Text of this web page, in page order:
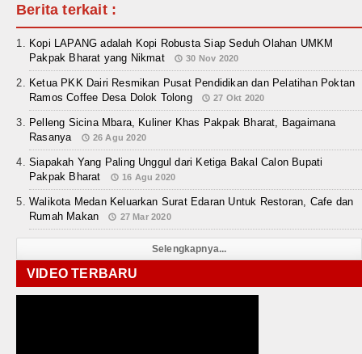
Berita terkait :
Kopi LAPANG adalah Kopi Robusta Siap Seduh Olahan UMKM
Pakpak Bharat yang Nikmat
30 Nov 2020
Ketua PKK Dairi Resmikan Pusat Pendidikan dan Pelatihan Poktan
Ramos Coffee Desa Dolok Tolong
27 Okt 2020
Pelleng Sicina Mbara, Kuliner Khas Pakpak Bharat, Bagaimana
Rasanya
26 Agu 2020
Siapakah Yang Paling Unggul dari Ketiga Bakal Calon Bupati
Pakpak Bharat
16 Agu 2020
Walikota Medan Keluarkan Surat Edaran Untuk Restoran, Cafe dan
Rumah Makan
27 Mar 2020
Selengkapnya...
VIDEO TERBARU